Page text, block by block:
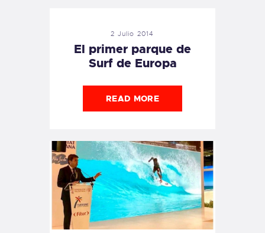
2 Julio 2014
El primer parque de
Surf de Europa
READ MORE